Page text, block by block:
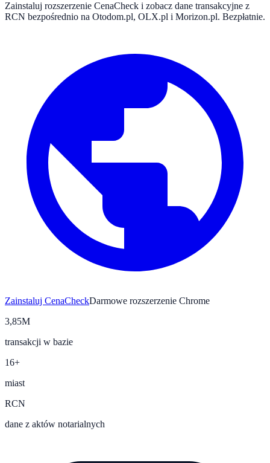
Zainstaluj rozszerzenie CenaCheck i zobacz dane transakcyjne z
RCN bezpośrednio na Otodom.pl, OLX.pl i Morizon.pl. Bezpłatnie.
Zainstaluj CenaCheckDarmowe rozszerzenie Chrome
3,85M
transakcji w bazie
16+
miast
RCN
dane z aktów notarialnych